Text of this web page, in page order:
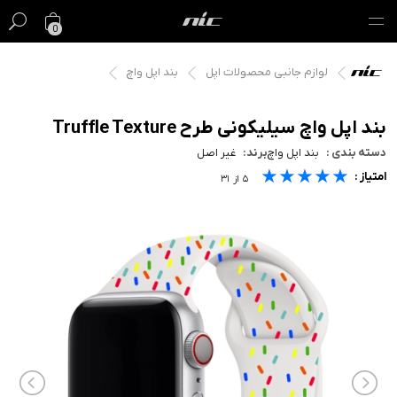
0
گیفت کارت
فروش ویژه
مک
ایرپاد
اپل واچ
لوازم جانبی
لوازم جانبی محصولات اپل بند اپل واچ
بند اپل واچ سیلیکونی طرح Truffle Texture
دسته بندی : بند اپل واچبرند: غیر اصل
امتیاز : ★★★★★
★★★★★
★★★★★ ۵ از ۳۱